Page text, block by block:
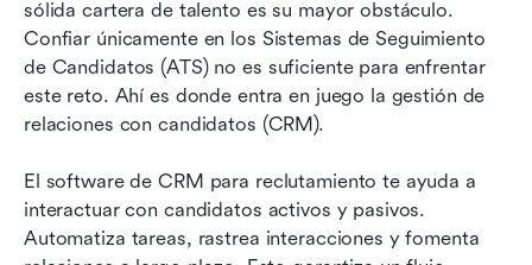
sólida cartera de talento es su mayor obstáculo.
Confiar únicamente en los Sistemas de Seguimiento
de Candidatos (ATS) no es suficiente para enfrentar
este reto. Ahí es donde entra en juego la gestión de
relaciones con candidatos (CRM).
El software de CRM para reclutamiento te ayuda a
interactuar con candidatos activos y pasivos.
Automatiza tareas, rastrea interacciones y fomenta
de reclutamiento gratuitas y de pago en 2026
Cómo elegir el software CRM de reclutamiento
adecuado para su negocio
reclutamiento